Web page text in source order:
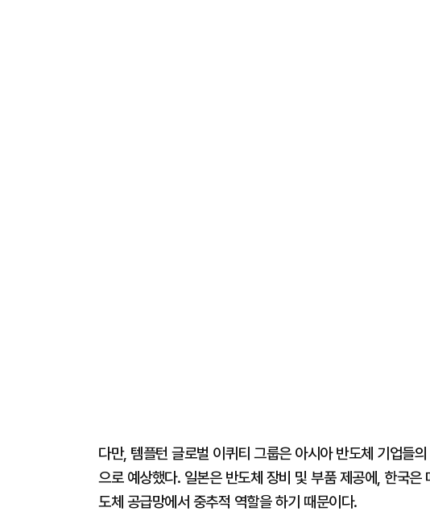
다만, 템플턴 글로벌 이퀴티 그룹은 아시아 반도체 기업들
으로 예상했다. 일본은 반도체 장비 및 부품 제공에, 한국
도체 공급망에서 중추적 역할을 하기 때문이다.